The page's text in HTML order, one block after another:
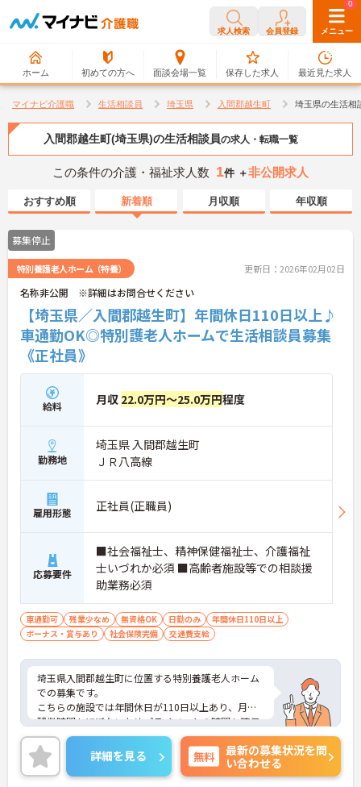
求人検索 会員登録 メニュー
ホーム 初めての方へ 面談会場一覧
0
保存した求人
0
最近見た求人
マイナビ介護職 生活相談員 埼玉県 入間郡越生町 埼玉県の生活相
入間郡越生町(埼玉県)の生活相談員の求人・転職一覧
この条件の介護・福祉求人数 1件 ＋非公開求人
おすすめ順 新着順 月収順 年収順
募集停止
特別養護老人ホーム（特養） 更新日：2026年02月02日
名称非公開 ※詳細はお問合せください
【埼玉県／入間郡越生町】年間休日110日以上♪
車通勤OK◎特別護老人ホームで生活相談員募集
《正社員》
給料 月収 22.0万円～25.0万円程度
勤務地
埼玉県 入間郡越生町
ＪＲ八高線
雇用形態 正社員(正職員)
応募要件
■社会福祉士、精神保健福祉士、介護福祉
士いづれか必須 ■高齢者施設等での相談援
助業務必須
車通勤可 残業少なめ 無資格OK 日勤のみ
年間休日110日以上
ボーナス・賞与あり
社会保険完備 交通費支給
埼玉県入間郡越生町に位置する特別養護老人ホーム
での募集です。
こちらの施設では年間休日が110日以上あり、月の
残業時間もほぼないためプライベートの時間も確保
しやすいです。
マイカー通勤も可能なため、通勤も安心です。
ご興味のある方は、ご面接のポイントをお伝えしま
すので、お気軽にお問い合わせください。
詳細を見る 無料
最新の募集状況を問
い合わせる